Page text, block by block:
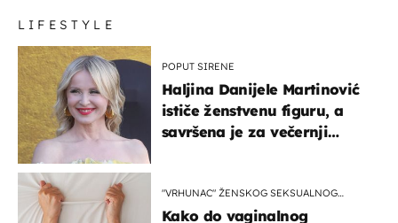
LIFESTYLE
POPUT SIRENE
Haljina Danijele Martinović
ističe ženstvenu figuru, a
savršena je za večernji
"VRHUNAC" ŽENSKOG SEKSUALNOG
Kako do vaginalnog